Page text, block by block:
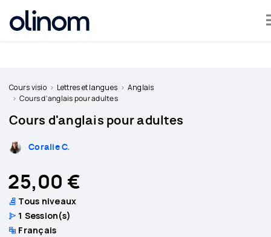
professeur
Se
Cours visio Lettres et langues
Anglais
Cours d'anglais pour adultes
Cours d'anglais pour adultes
Coralie C.
25,00 €
Tous niveaux
1 Session(s)
Français
Olinom™ respecte votre vie privée